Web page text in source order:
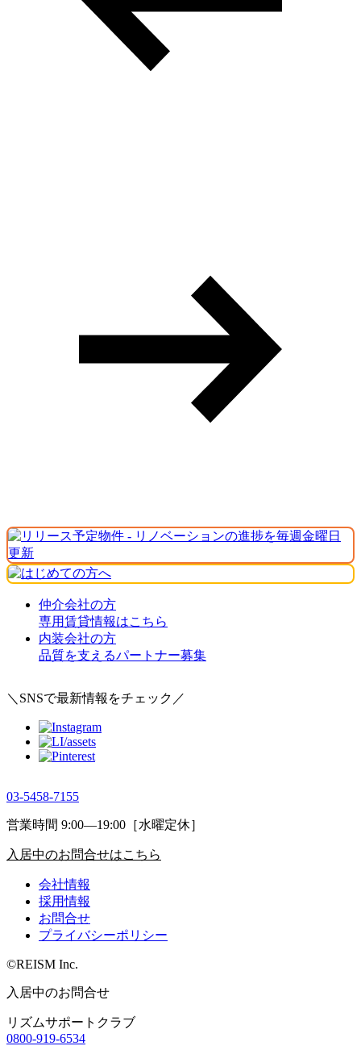
仲介会社の方
専用賃貸情報はこちら
内装会社の方
品質を支えるパートナー募集
＼SNSで最新情報をチェック／
03-5458-7155
営業時間 9:00―19:00［水曜定休］
入居中のお問合せはこちら
会社情報
採用情報
お問合せ
プライバシーポリシー
©REISM Inc.
入居中のお問合せ
リズムサポートクラブ
0800-919-6534